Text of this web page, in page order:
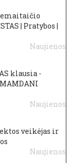
| Pratybos |
Naujienos
klausia -
Naujienos
veikėjas ir
Naujienos